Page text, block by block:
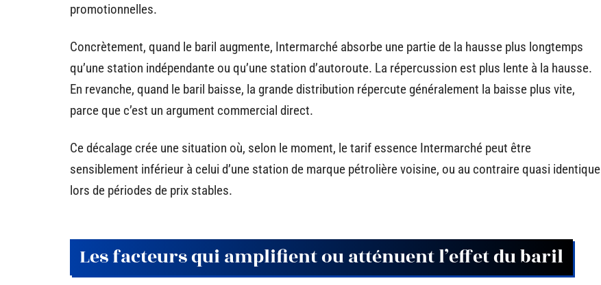
promotionnelles.
Concrètement, quand le baril augmente, Intermarché absorbe une partie de la hausse plus longtemps
qu’une station indépendante ou qu’une station d’autoroute. La répercussion est plus lente à la hausse.
En revanche, quand le baril baisse, la grande distribution répercute généralement la baisse plus vite,
parce que c’est un argument commercial direct.
Ce décalage crée une situation où, selon le moment, le tarif essence Intermarché peut être
sensiblement inférieur à celui d’une station de marque pétrolière voisine, ou au contraire quasi identique
lors de périodes de prix stables.
Les facteurs qui amplifient ou atténuent l’effet du baril